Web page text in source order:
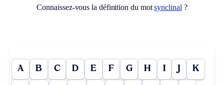
Connaissez-vous la définition du motsynclinal ?
A B C D E F G H I J K